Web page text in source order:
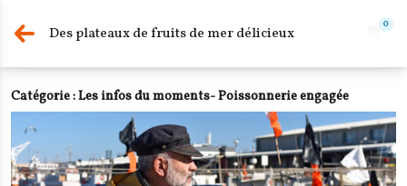
Des plateaux de fruits de mer délicieux 0
Catégorie :Les infos du moments- Poissonnerie engagée